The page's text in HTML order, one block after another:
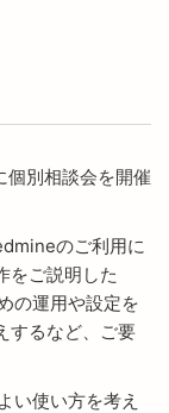
別相談会を開催
のご利用に
をご説明した
の運用や設定を
するなど、ご要
い使い方を考え